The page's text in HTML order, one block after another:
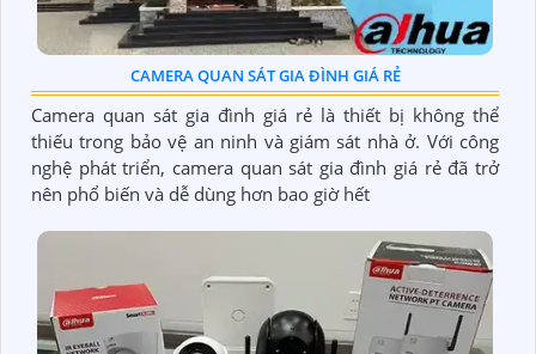
CAMERA QUAN SÁT GIA ĐÌNH GIÁ RẺ
Camera quan sát gia đình giá rẻ là thiết bị không thể
thiếu trong bảo vệ an ninh và giám sát nhà ở. Với công
nghệ phát triển, camera quan sát gia đình giá rẻ đã trở
nên phổ biến và dễ dùng hơn bao giờ hết